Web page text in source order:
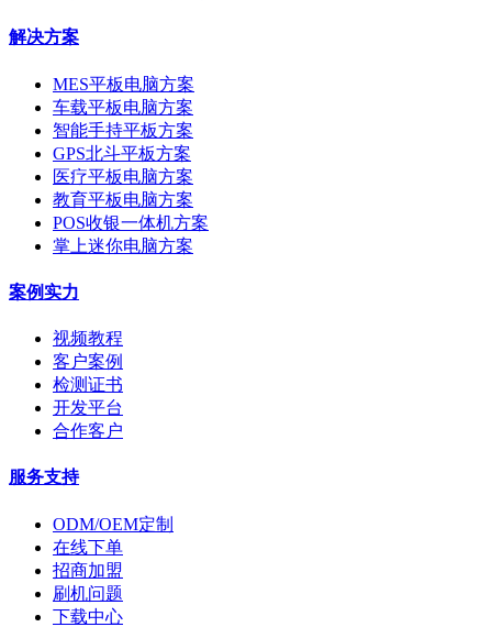
解决方案
MES平板电脑方案
车载平板电脑方案
智能手持平板方案
GPS北斗平板方案
医疗平板电脑方案
教育平板电脑方案
POS收银一体机方案
掌上迷你电脑方案
案例实力
视频教程
客户案例
检测证书
开发平台
合作客户
服务支持
ODM/OEM定制
在线下单
招商加盟
刷机问题
下载中心